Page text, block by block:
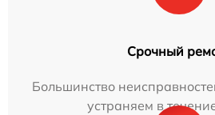
Срочный
Большинство
устраняем в